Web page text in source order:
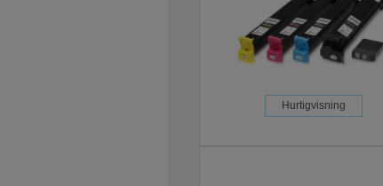
Hurtigvisning